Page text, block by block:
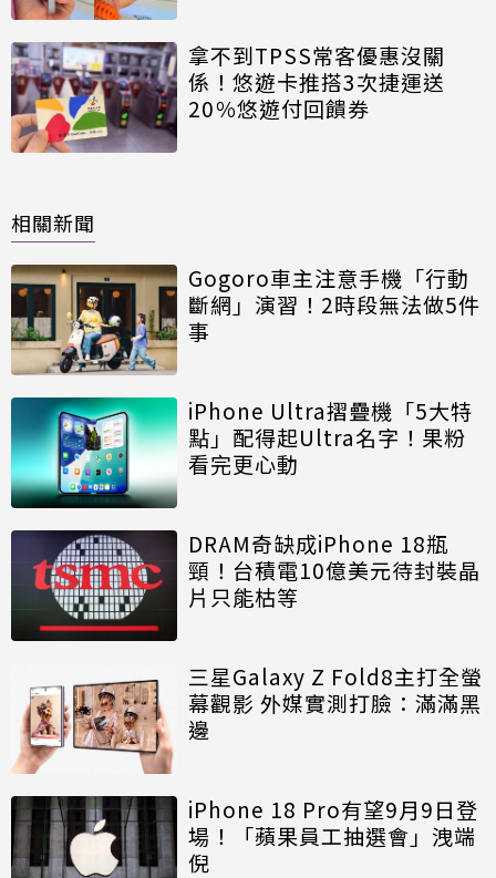
拿不到TPSS常客優惠沒關
係！悠遊卡推搭3次捷運送
20％悠遊付回饋券
相關新聞
Gogoro車主注意手機「行動
斷網」演習！2時段無法做5件
事
iPhone Ultra摺疊機「5大特
點」配得起Ultra名字！果粉
看完更心動
DRAM奇缺成iPhone 18瓶
頸！台積電10億美元待封裝晶
片只能枯等
三星Galaxy Z Fold8主打全螢
幕觀影 外媒實測打臉：滿滿黑
邊
iPhone 18 Pro有望9月9日登
場！「蘋果員工抽選會」洩端
倪